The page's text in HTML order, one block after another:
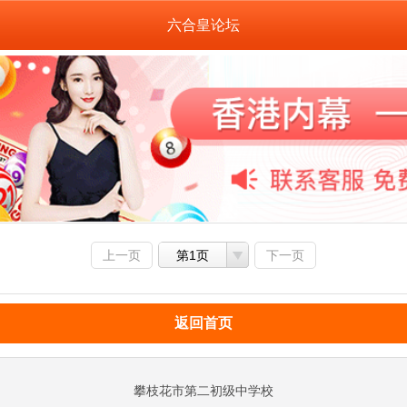
六合皇论坛
上一页 第1页 下一页
返回首页
攀枝花市第二初级中学校